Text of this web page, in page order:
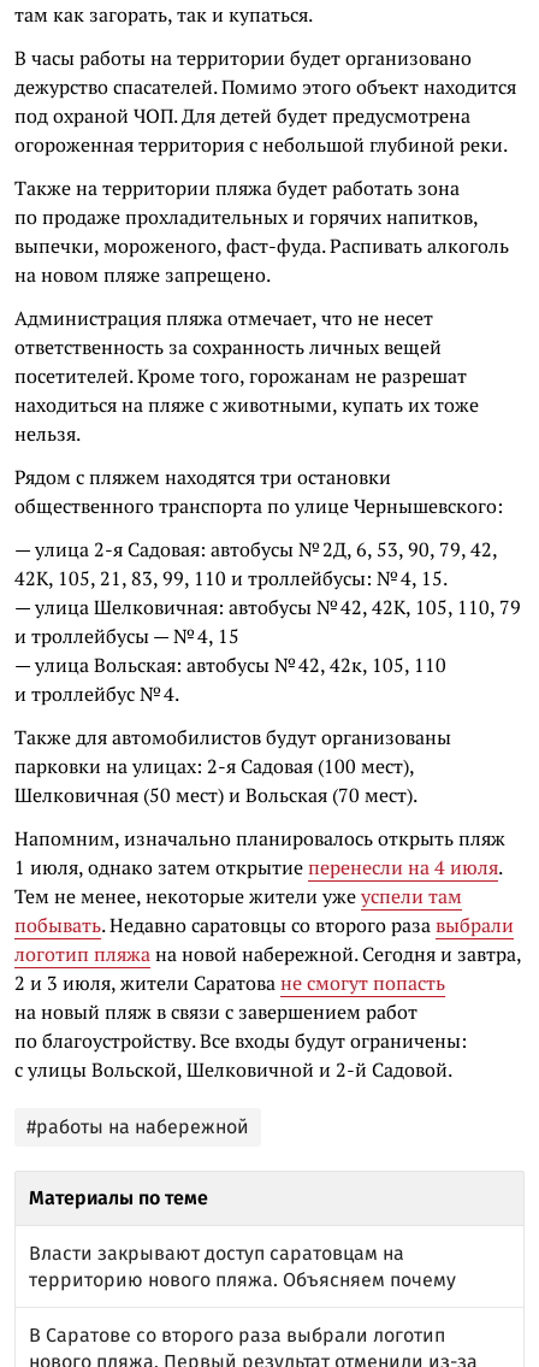
там как загорать, так и купаться.
В часы работы на территории будет организовано
дежурство спасателей. Помимо этого объект находится
под охраной ЧОП. Для детей будет предусмотрена
огороженная территория с небольшой глубиной реки.
Также на территории пляжа будет работать зона
по продаже прохладительных и горячих напитков,
выпечки, мороженого, фаст-фуда. Распивать алкоголь
на новом пляже запрещено.
Администрация пляжа отмечает, что не несет
ответственность за сохранность личных вещей
посетителей. Кроме того, горожанам не разрешат
находиться на пляже с животными, купать их тоже
нельзя.
Рядом с пляжем находятся три остановки
общественного транспорта по улице Чернышевского:
— улица 2-я Садовая: автобусы № 2Д, 6, 53, 90, 79, 42,
42К, 105, 21, 83, 99, 110 и троллейбусы: № 4, 15.
— улица Шелковичная: автобусы № 42, 42К, 105, 110, 79
и троллейбусы — № 4, 15
— улица Вольская: автобусы № 42, 42к, 105, 110
и троллейбус № 4.
Также для автомобилистов будут организованы
парковки на улицах: 2-я Садовая (100 мест),
Шелковичная (50 мест) и Вольская (70 мест).
Напомним, изначально планировалось открыть пляж
1 июля, однако затем открытиеперенесли на 4 июля.
Тем не менее, некоторые жители ужеуспели там
побывать. Недавно саратовцы со второго разавыбрали
логотип пляжана новой набережной. Сегодня и завтра,
2 и 3 июля, жители Саратоване смогут попасть
на новый пляж в связи с завершением работ
по благоустройству. Все входы будут ограничены:
с улицы Вольской, Шелковичной и 2-й Садовой.
#работы на набережной
Материалы по теме
Власти закрывают доступ саратовцам на
территорию нового пляжа. Объясняем почему
В Саратове со второго раза выбрали логотип
нового пляжа. Первый результат отменили из-за